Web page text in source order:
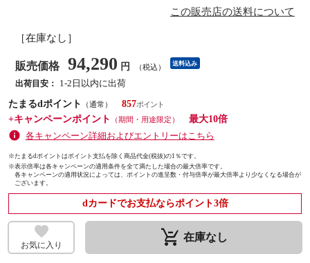
この販売店の送料について
［在庫なし］
販売価格 94,290 円 （税込） 送料込み
出荷目安：
1-2日以内に出荷
たまるdポイント
（通常）
857
+キャンペーンポイント
（期間・用途限定）
最大10倍
各キャンペーン詳細およびエントリーはこちら
※たまるdポイントはポイント支払を除く商品代金(税抜)の1％です。
※表示倍率は各キャンペーンの適用条件を全て満たした場合の最大倍率です。
各キャンペーンの適用状況によっては、ポイントの進呈数・付与倍率が最大倍率より少なくなる場合が
ございます。
dカードでお支払ならポイント3倍
お気に入り remove_shopping_cart 在庫なし